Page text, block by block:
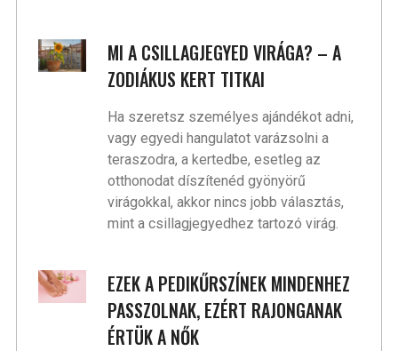
MI A CSILLAGJEGYED VIRÁGA? – A
ZODIÁKUS KERT TITKAI
Ha szeretsz személyes ajándékot adni,
vagy egyedi hangulatot varázsolni a
teraszodra, a kertedbe, esetleg az
otthonodat díszítenéd gyönyörű
virágokkal, akkor nincs jobb választás,
mint a csillagjegyedhez tartozó virág.
EZEK A PEDIKŰRSZÍNEK MINDENHEZ
PASSZOLNAK, EZÉRT RAJONGANAK
ÉRTÜK A NŐK